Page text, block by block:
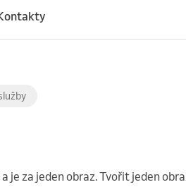
je za jeden obraz. Tvořit jeden